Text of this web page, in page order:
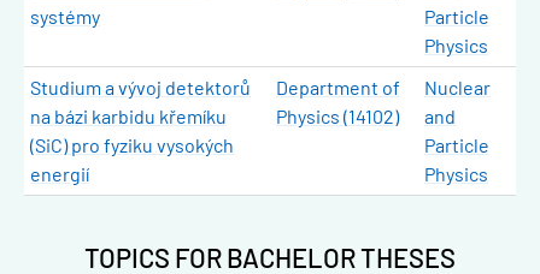
systémy
Particle
Physics
Studium a vývoj detektorů
na bázi karbidu křemíku
(SiC) pro fyziku vysokých
energií
Department of
Physics (14102)
Nuclear
and
Particle
Physics
TOPICS FOR BACHELOR THESES